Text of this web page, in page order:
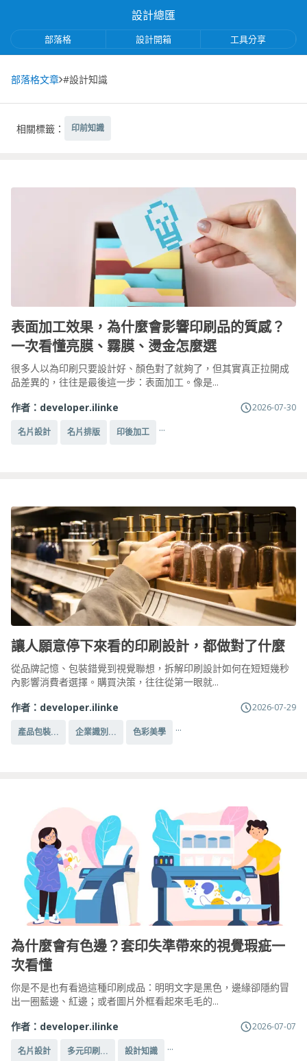
設計總匯
部落格 設計開箱 工具分享
部落格文章 #設計知識
相關標籤： 印前知識
表面加工效果，為什麼會影響印刷品的質感？
一次看懂亮膜、霧膜、燙金怎麼選
很多人以為印刷只要設計好、顏色對了就夠了，但其實真正拉開成
品差異的，往往是最後這一步：表面加工。像是...
作者： developer.ilinke 2026-07-30
名片設計 名片排版 印後加工 ...
讓人願意停下來看的印刷設計，都做對了什麼
從品牌記憶、包裝錯覺到視覺聯想，拆解印刷設計如何在短短幾秒
內影響消費者選擇。購買決策，往往從第一眼就...
作者： developer.ilinke 2026-07-29
產品包裝... 企業識別... 色彩美學 ...
為什麼會有色邊？套印失準帶來的視覺瑕疵一
次看懂
你是不是也有看過這種印刷成品：明明文字是黑色，邊緣卻隱約冒
出一圈藍邊、紅邊；或者圖片外框看起來毛毛的...
作者： developer.ilinke 2026-07-07
名片設計 多元印刷... 設計知識 ...